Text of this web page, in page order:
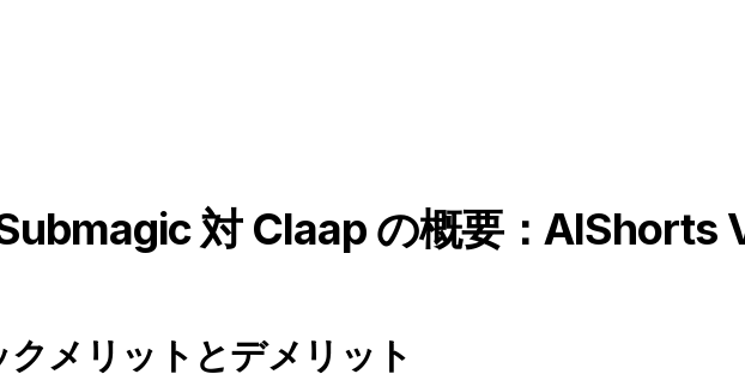
対 Claap の概要：AIShorts
メリットとデメリット